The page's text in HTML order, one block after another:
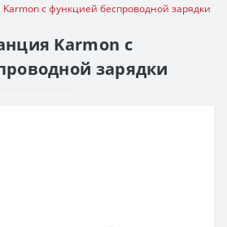
с функцией беспроводной зарядки
Karmon с
зарядки